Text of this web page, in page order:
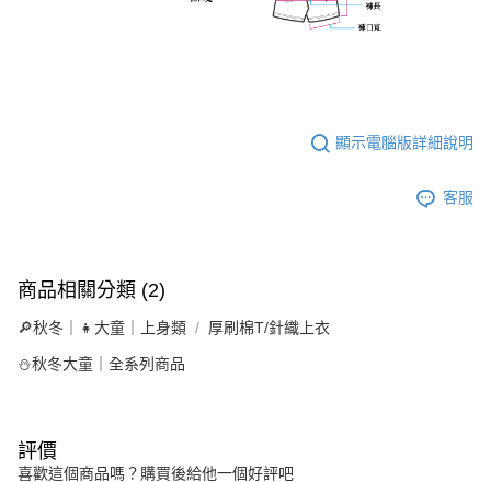
顯示電腦版詳細說明
客服
商品相關分類 (2)
🔎秋冬｜👧大童｜上身類 厚刷棉T/針織上衣
⛄秋冬大童｜全系列商品
評價
喜歡這個商品嗎？購買後給他一個好評吧